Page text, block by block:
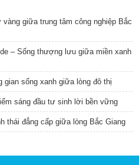
giữa trung tâm công nghiệp Bắc
– Sống thượng lưu giữa miền xanh
gian sống xanh giữa lòng đô thị
sáng đầu tư sinh lời bền vững
thái đẳng cấp giữa lòng Bắc Giang